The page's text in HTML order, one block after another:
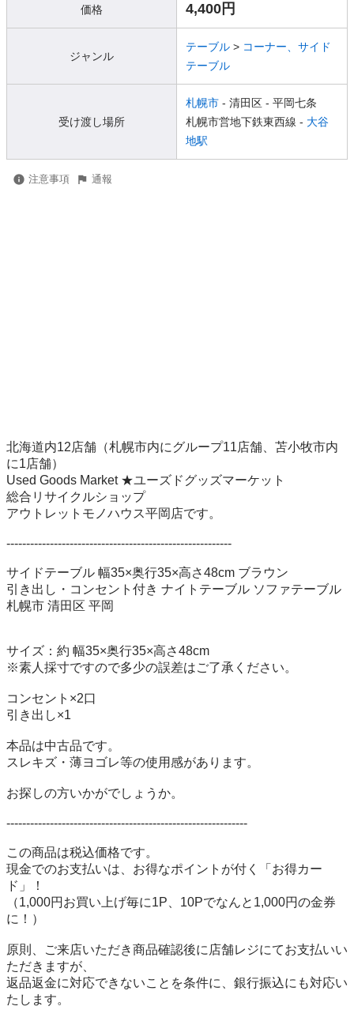
価格 4,400円
ジャンル
テーブル > コーナー、サイド
テーブル
受け渡し場所
札幌市 - 清田区 - 平岡七条
札幌市営地下鉄東西線 - 大谷
地駅
注意事項 通報
北海道内12店舗（札幌市内にグループ11店舗、苫小牧市内
に1店舗）
Used Goods Market ★ユーズドグッズマーケット
総合リサイクルショップ
アウトレットモノハウス平岡店です。
---------------------------------------------------------
サイドテーブル 幅35×奥行35×高さ48cm ブラウン
引き出し・コンセント付き ナイトテーブル ソファテーブル
札幌市 清田区 平岡
サイズ：約 幅35×奥行35×高さ48cm
※素人採寸ですので多少の誤差はご了承ください。
コンセント×2口
引き出し×1
本品は中古品です。
スレキズ・薄ヨゴレ等の使用感があります。
お探しの方いかがでしょうか。
-------------------------------------------------------------
この商品は税込価格です。
現金でのお支払いは、お得なポイントが付く「お得カー
ド」！
（1,000円お買い上げ毎に1P、10Pでなんと1,000円の金券
に！）
原則、ご来店いただき商品確認後に店舗レジにてお支払いい
ただきますが、
返品返金に対応できないことを条件に、銀行振込にも対応い
たします。